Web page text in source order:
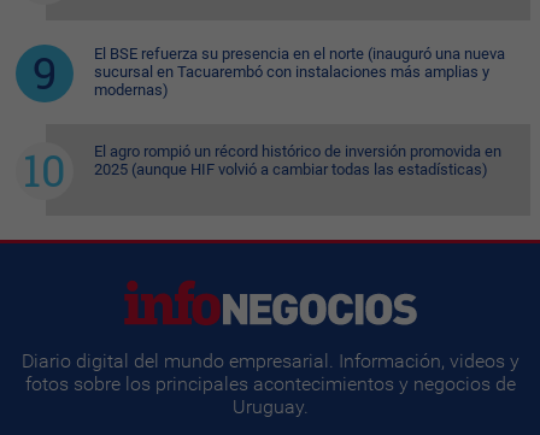
El BSE refuerza su presencia en el norte (inauguró una nueva
sucursal en Tacuarembó con instalaciones más amplias y
modernas)
El agro rompió un récord histórico de inversión promovida en
2025 (aunque HIF volvió a cambiar todas las estadísticas)
Diario digital del mundo empresarial. Información, videos y
fotos sobre los principales acontecimientos y negocios de
Uruguay.